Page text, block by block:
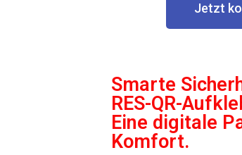
Jetzt
Smarte
RES-QR-
Eine digitale
Komfort.